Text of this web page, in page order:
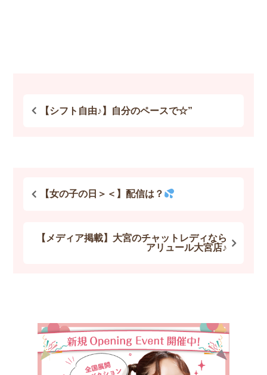
【シフト自由♪】自分のペースで☆”
【女の子の日＞＜】配信は？
【メディア掲載】大宮のチャットレディなら
アリュール大宮店♪